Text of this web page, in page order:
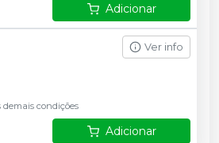
Adicionar
Ver info
demais condições
Adicionar